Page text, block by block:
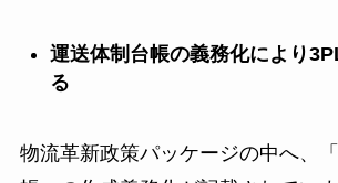
運送体制台帳の義務化により
る
物流革新政策パッケージの中へ、